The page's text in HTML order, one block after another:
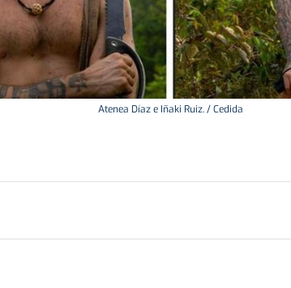
Atenea Díaz e Iñaki Ruiz. / Cedida